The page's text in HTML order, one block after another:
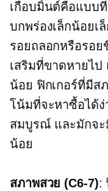
เกือบมิ้นต์คือแบบ
บกพร่องเล็กน้อยเ
รอยถลอกหรือรอ
เสริมที่ขาดหายไป
น้อย ฟิกเกอร์ที่มีส
โน้มที่จะหาซื้อได้ง่
สมบูรณ์ และมักจะ
น้อย
สภาพสวย (C6-7):